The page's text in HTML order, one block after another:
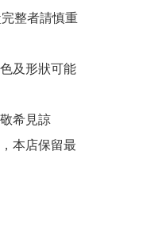
整者請慎重
及形狀可能
希見諒
本店保留最